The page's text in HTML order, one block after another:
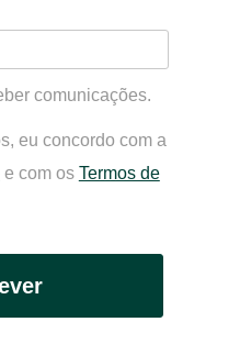
comunicações.
eu concordo com a
e com os Termos de